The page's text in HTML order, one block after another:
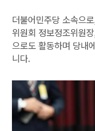
더불어민주당 소속으
위원회 정보정조위원
으로도 활동하며 당내
니다.